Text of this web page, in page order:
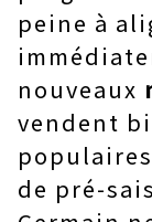
peine à
nouveaux
vendent
de pré-